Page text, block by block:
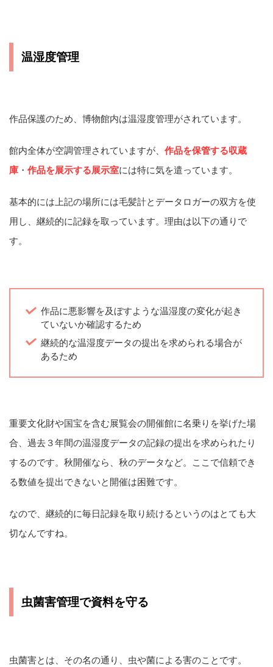
温湿度管理
作品保護のため、博物館内は温湿度管理がされています。
館内全体が空調管理されていますが、 作品を保管する収蔵
庫 ・ 作品を展示する展示室には特に気を遣っています。
基本的には上記の場所には毛髪計とデータロガーの双方を使
用し、継続的に記録を取っています。理由は以下の通りで
す。
作品に悪影響を及ぼすような温湿度の変化が起き
ていないか確認するため
継続的な温湿度データの提出を求められる場合が
あるため
重要文化財や国宝を含む展覧会の開催館に名乗りを挙げた場
合、過去３年間の温湿度データの記録の提出を求められたり
するのです。秋開催なら、秋のデータなど。ここで信頼でき
る数値を提出できないと開催は困難です。
なので、継続的に毎日記録を取り続けるというのはとても大
切なんですね。
虫菌害管理で資料を守る
虫菌害とは、その名の通り、虫や菌による害のことです。